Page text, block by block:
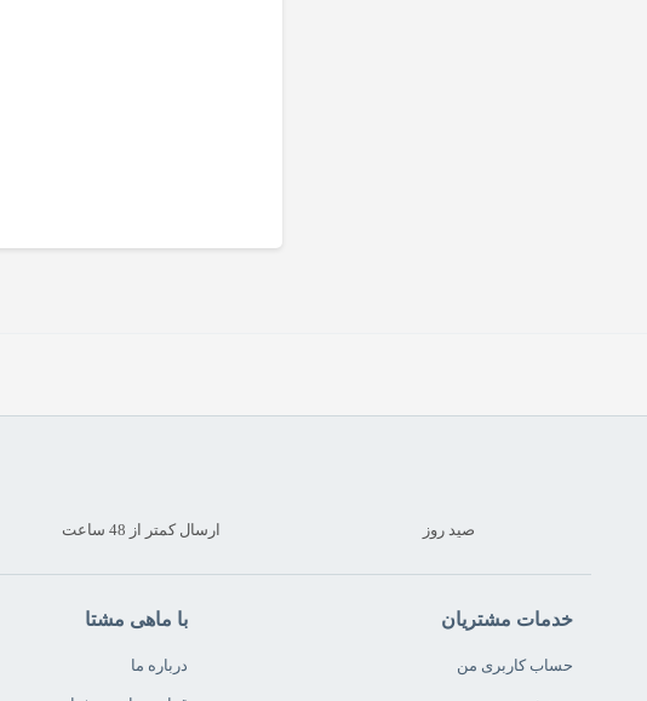
صید روز ارسال کمتر از 48 ساعت
خدمات مشتریان
حساب کاربری من
با ماهی مشتا
درباره ما